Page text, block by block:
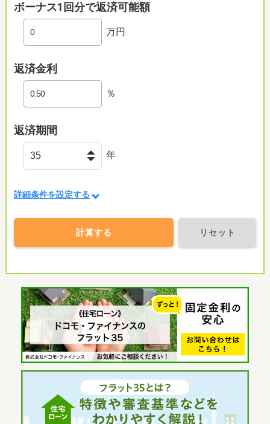
ボーナス1回分で返済可能額
万円
返済金利
％
返済期間
年
詳細条件を設定する
計算する リセット